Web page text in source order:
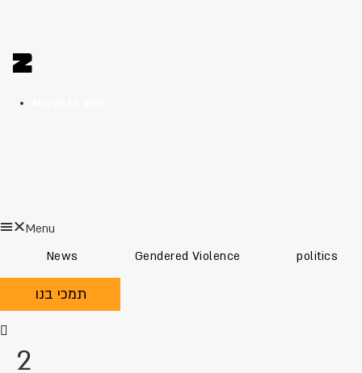
2
Menu
News
Gendered Violence politics
תמכי בנו
2